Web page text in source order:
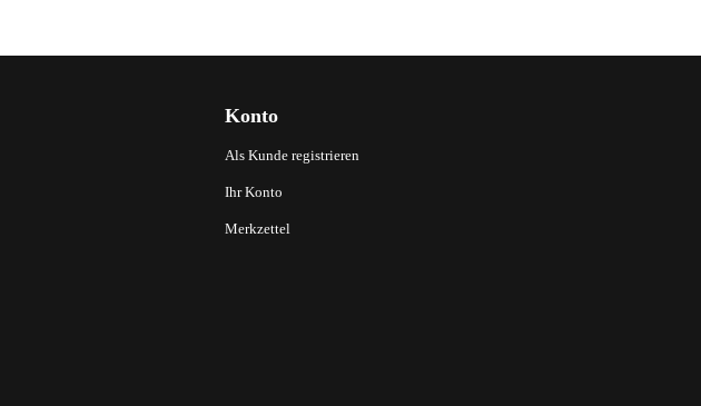
Konto
Als Kunde registrieren
Ihr Konto
Merkzettel